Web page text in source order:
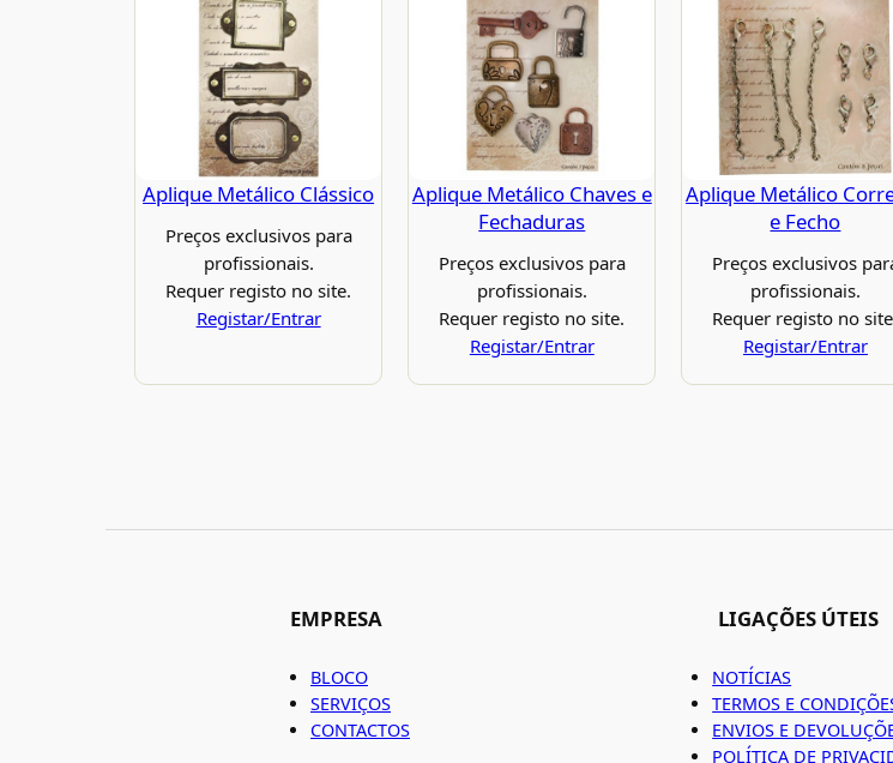
Aplique Metálico Clássico
Preços exclusivos para
profissionais.
Requer registo no site.
Registar/Entrar
Aplique Metálico Chaves e
Fechaduras
Preços exclusivos para
profissionais.
Requer registo no site.
Registar/Entrar
Aplique Metálico
e Fecho
Preços exclusivos
profissionais.
Requer registo no
Registar/Entrar
EMPRESA
BLOCO
SERVIÇOS
CONTACTOS
LIGAÇÕES ÚTEIS
NOTÍCIAS
TERMOS E
ENVIOS E
POLÍTICA DE